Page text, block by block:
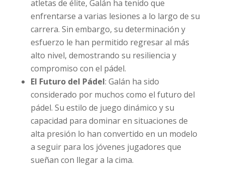
atletas de élite, Galán ha tenido que
enfrentarse a varias lesiones a lo largo de su
carrera. Sin embargo, su determinación y
esfuerzo le han permitido regresar al más
alto nivel, demostrando su resiliencia y
compromiso con el pádel.
El Futuro del Pádel: Galán ha sido
considerado por muchos como el futuro del
pádel. Su estilo de juego dinámico y su
capacidad para dominar en situaciones de
alta presión lo han convertido en un modelo
a seguir para los jóvenes jugadores que
sueñan con llegar a la cima.